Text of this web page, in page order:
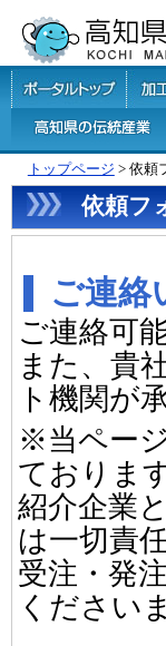
トップページ > 依頼
依頼フ
ご連絡
ご連絡可
また、貴
ト機関が
※当ペー
ております
紹介企業
は一切責
受注・発
ください